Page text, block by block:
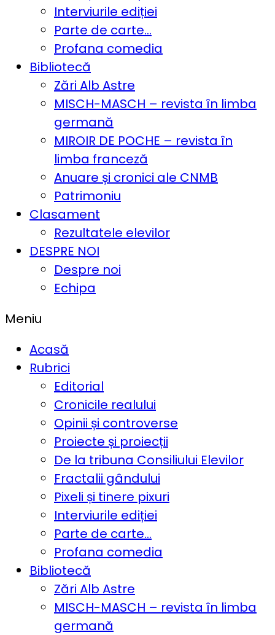
Interviurile ediției
Parte de carte…
Profana comedia
Bibliotecă
Zări Alb Astre
MISCH-MASCH – revista în limba
germană
MIROIR DE POCHE – revista în
limba franceză
Anuare și cronici ale CNMB
Patrimoniu
Clasament
Rezultatele elevilor
DESPRE NOI
Despre noi
Echipa
Meniu
Acasă
Rubrici
Editorial
Cronicile realului
Opinii și controverse
Proiecte și proiecții
De la tribuna Consiliului Elevilor
Fractalii gândului
Pixeli și tinere pixuri
Interviurile ediției
Parte de carte…
Profana comedia
Bibliotecă
Zări Alb Astre
MISCH-MASCH – revista în limba
germană